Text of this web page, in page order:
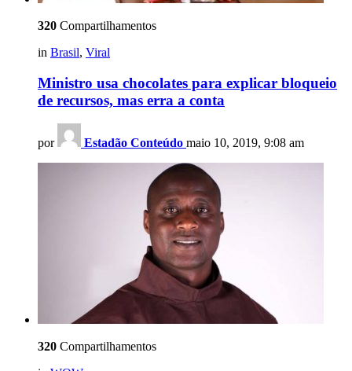
320 Compartilhamentos
in Brasil, Viral
Ministro usa chocolates para explicar bloqueio
de recursos, mas erra a conta
por Estadão Conteúdo maio 10, 2019, 9:08 am
320 Compartilhamentos